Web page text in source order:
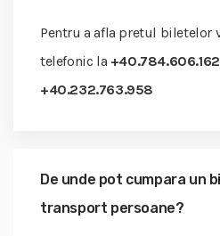
Pentru a afla pretul biletelor
telefonic la +40.784.606.162
+40.232.763.958
De unde pot cumpara un
transport persoane?